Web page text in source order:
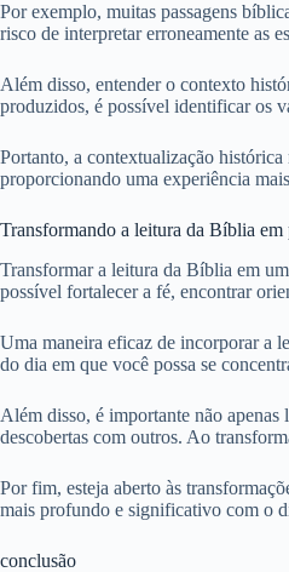
Por exemplo, muitas passagens
risco de interpretar erroneamente as
Além disso, entender o contexto
produzidos, é possível identificar os
Portanto, a contextualização
proporcionando uma experiência
Transformando a leitura da Bíblia em
Transformar a leitura da Bíblia em
possível fortalecer a fé, encontrar
Uma maneira eficaz de incorporar a
do dia em que você possa se
Além disso, é importante não apenas
descobertas com outros. Ao
Por fim, esteja aberto às
mais profundo e significativo com o
conclusão